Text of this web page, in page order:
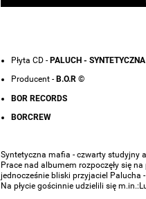
Płyta CD - PALUCH -
Producent - B.O.R ©
BOR RECORDS
BORCREW
Syntetyczna mafia - czwarty studyjny
Prace nad albumem rozpoczęły się
jednocześnie bliski przyjaciel Palucha
Na płycie gościnnie udzielili się